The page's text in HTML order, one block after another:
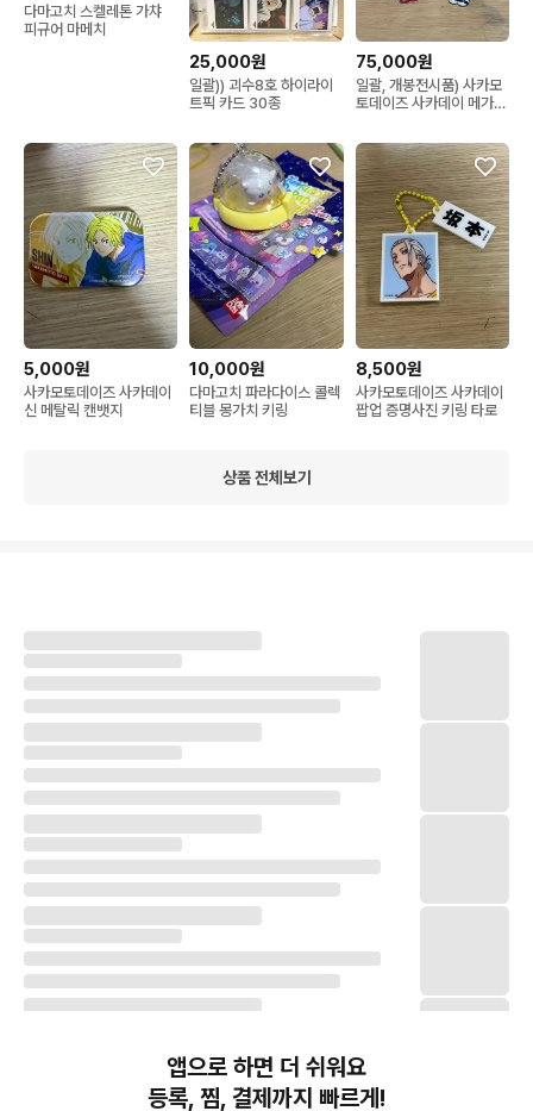
다마고치 스켈레톤 가챠
피규어 마메치
25,000원
일괄)) 괴수8호 하이라이
트픽 카드 30종
75,000원
일괄, 개봉전시품) 사카모
토데이즈 사카데이 메가하
5,000원
사카모토데이즈 사카데이
신 메탈릭 캔뱃지
10,000원
다마고치 파라다이스 콜렉
티블 몽가치 키링
8,500원
사카모토데이즈 사카데이
팝업 증명사진 키링 타로
상품 전체보기
앱으로 하면 더 쉬워요
등록, 찜, 결제까지 빠르게!